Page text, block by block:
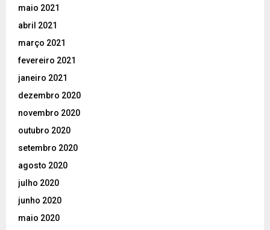
maio 2021
abril 2021
março 2021
fevereiro 2021
janeiro 2021
dezembro 2020
novembro 2020
outubro 2020
setembro 2020
agosto 2020
julho 2020
junho 2020
maio 2020